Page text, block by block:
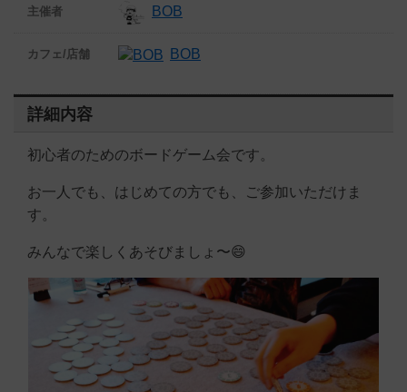
主催者 BOB
カフェ/店舗 BOB
詳細内容
初心者のためのボードゲーム会です。
お一人でも、はじめての方でも、ご参加いただけま
す。
みんなで楽しくあそびましょ〜😄